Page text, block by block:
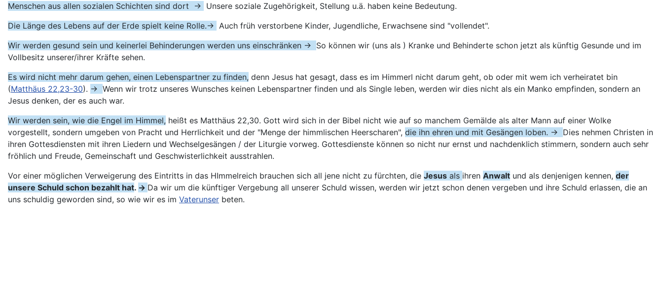
Menschen aus allen sozialen Schichten sind dort → Unsere soziale Zugehörigkeit, Stellung u.ä. haben keine Bedeutung.
Die Länge des Lebens auf der Erde spielt keine Rolle.→ Auch früh verstorbene Kinder, Jugendliche, Erwachsene sind "vollendet".
Wir werden gesund sein und keinerlei Behinderungen werden uns einschränken → So können wir (uns als ) Kranke und Behinderte schon jetzt als künftig Gesunde und im
Vollbesitz unserer/ihrer Kräfte sehen.
Es wird nicht mehr darum gehen, einen Lebenspartner zu finden, denn Jesus hat gesagt, dass es im Himmerl nicht darum geht, ob oder mit wem ich verheiratet bin
(Matthäus 22,23-30). → Wenn wir trotz unseres Wunsches keinen Lebenspartner finden und als Single leben, werden wir dies nicht als ein Manko empfinden, sondern an
Jesus denken, der es auch war.
Wir werden sein, wie die Engel im Himmel, heißt es Matthäus 22,30. Gott wird sich in der Bibel nicht wie auf so manchem Gemälde als alter Mann auf einer Wolke
vorgestellt, sondern umgeben von Pracht und Herrlichkeit und der "Menge der himmlischen Heerscharen", die ihn ehren und mit Gesängen loben. → Dies nehmen Christen in
ihren Gottesdiensten mit ihren Liedern und Wechselgesängen / der Liturgie vorweg. Gottesdienste können so nicht nur ernst und nachdenklich stimmern, sondern auch sehr
fröhlich und Freude, Gemeinschaft und Geschwisterlichkeit ausstrahlen.
Vor einer möglichen Verweigerung des Eintritts in das HImmelreich brauchen sich all jene nicht zu fürchten, die Jesus als ihren Anwalt und als denjenigen kennen, der
unsere Schuld schon bezahlt hat. → Da wir um die künftiger Vergebung all unserer Schuld wissen, werden wir jetzt schon denen vergeben und ihre Schuld erlassen, die an
uns schuldig geworden sind, so wie wir es im Vaterunser beten.